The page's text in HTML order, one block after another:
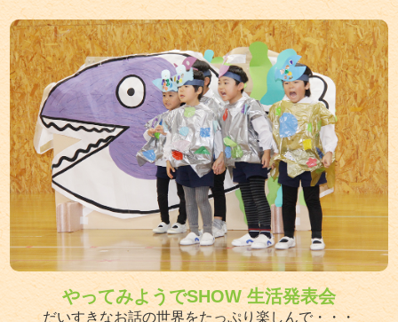
やってみようでSHOW 生活発表会
だいすきなお話の世界をたっぷり楽しんで・・・